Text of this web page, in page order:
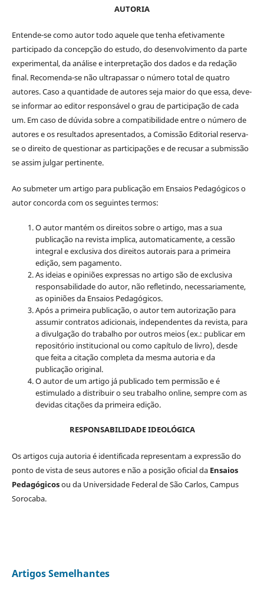
AUTORIA
Entende-se como autor todo aquele que tenha efetivamente
participado da concepção do estudo, do desenvolvimento da parte
experimental, da análise e interpretação dos dados e da redação
final. Recomenda-se não ultrapassar o número total de quatro
autores. Caso a quantidade de autores seja maior do que essa, deve-
se informar ao editor responsável o grau de participação de cada
um. Em caso de dúvida sobre a compatibilidade entre o número de
autores e os resultados apresentados, a Comissão Editorial reserva-
se o direito de questionar as participações e de recusar a submissão
se assim julgar pertinente.
Ao submeter um artigo para publicação em Ensaios Pedagógicos o
autor concorda com os seguintes termos:
O autor mantém os direitos sobre o artigo, mas a sua
publicação na revista implica, automaticamente, a cessão
integral e exclusiva dos direitos autorais para a primeira
edição, sem pagamento.
As ideias e opiniões expressas no artigo são de exclusiva
responsabilidade do autor, não refletindo, necessariamente,
as opiniões da Ensaios Pedagógicos.
Após a primeira publicação, o autor tem autorização para
assumir contratos adicionais, independentes da revista, para
a divulgação do trabalho por outros meios (ex.: publicar em
repositório institucional ou como capítulo de livro), desde
que feita a citação completa da mesma autoria e da
publicação original.
O autor de um artigo já publicado tem permissão e é
estimulado a distribuir o seu trabalho online, sempre com as
devidas citações da primeira edição.
RESPONSABILIDADE IDEOLÓGICA
Os artigos cuja autoria é identificada representam a expressão do
ponto de vista de seus autores e não a posição oficial da Ensaios
Pedagógicosou da Universidade Federal de São Carlos, Campus
Sorocaba.
Artigos Semelhantes